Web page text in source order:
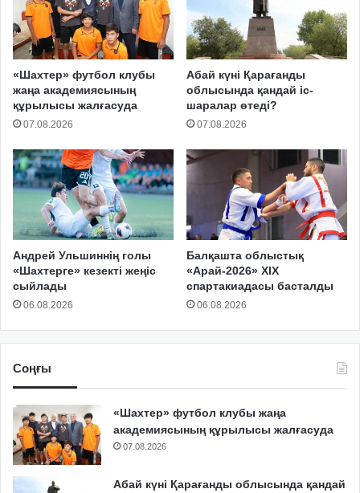
«Шахтер» футбол клубы
жаңа академиясының
құрылысы жалғасуда
07.08.2026
Абай күні Қарағанды
облысында қандай іс-
шаралар өтеді?
07.08.2026
Андрей Ульшиннің голы
«Шахтерге» кезекті жеңіс
сыйлады
06.08.2026
Балқашта облыстық
«Арай-2026» XIX
спартакиадасы басталды
06.08.2026
Соңғы
«Шахтер» футбол клубы жаңа
академиясының құрылысы жалғасуда
07.08.2026
Абай күні Қарағанды облысында қандай